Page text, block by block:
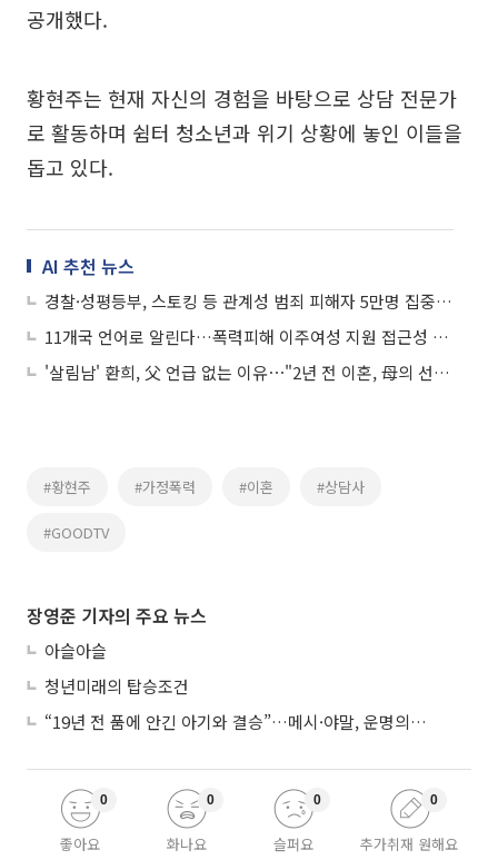
공개했다.
황현주는 현재 자신의 경험을 바탕으로 상담 전문가
로 활동하며 쉼터 청소년과 위기 상황에 놓인 이들을
돕고 있다.
AI 추천 뉴스
경찰·성평등부, 스토킹 등 관계성 범죄 피해자 5만명 집중 관리 나선다
11개국 언어로 알린다…폭력피해 이주여성 지원 접근성 강화
'살림남' 환희, 父 언급 없는 이유⋯"2년 전 이혼, 母의 선택"
#황현주 #가정폭력 #이혼 #상담사
#GOODTV
장영준 기자의 주요 뉴스
아슬아슬
청년미래의 탑승조건
“19년 전 품에 안긴 아기와 결승”…메시·야말, 운명의 왕좌 대결
좋아요
0
화나요
0
슬퍼요
0
추가취재 원해요
0